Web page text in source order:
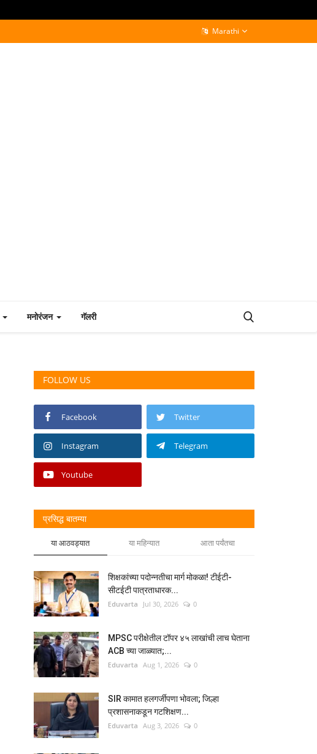
Marathi
मनोरंजन गॅलरी
FOLLOW US
Facebook Twitter
Instagram Telegram
Youtube
प्रसिद्ध बातम्या
या आठवड्यात या महिन्यात आता पर्यंतचा
शिक्षकांच्या पदोन्नतीचा मार्ग मोकळा! टीईटी-
सीटईटी पात्रताधारक...
Eduvarta Jul 30, 2026 0
MPSC परीक्षेतील टॉपर ४५ लाखांची लाच घेताना
ACB च्या जाळ्यात;...
Eduvarta Aug 1, 2026 0
SIR कामात हलगर्जीपणा भोवला; जिल्हा
प्रशासनाकडून गटशिक्षण...
Eduvarta Aug 3, 2026 0